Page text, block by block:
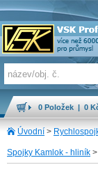
0 Položek | 0
Úvodní >
Spojky Kamlok - hliník >